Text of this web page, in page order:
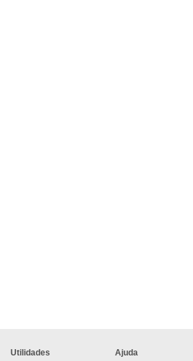
Utilidades
Ajuda